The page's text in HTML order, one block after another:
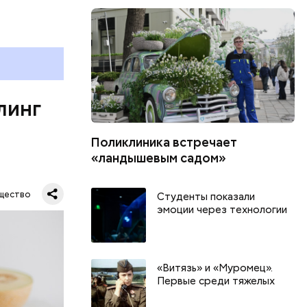
Поликлиника встречает
«ландышевым садом»
Студенты показали
эмоции через технологии
«Витязь» и «Муромец».
Первые среди тяжелых